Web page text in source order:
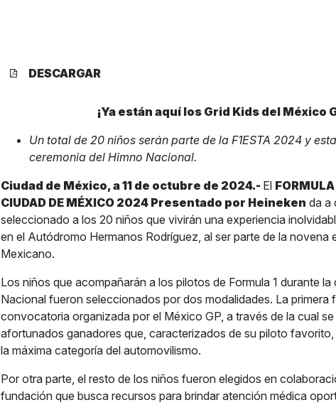
DESCARGAR
¡Ya están aquí los Grid Kids del México
Un total de 20 niños serán parte de la F1ESTA 2024 y
ceremonia del Himno Nacional.
Ciudad de México, a 11de octubre de 2024.- El FORMULA
CIUDAD DE MÉXICO 2024 Presentado por Heineken da a
seleccionado a los 20 niños que vivirán una experiencia
en el Autódromo Hermanos Rodríguez, al ser parte de la novena
Mexicano.
Los niños que acompañarán a los pilotos de Formula 1 durante la
Nacional fueron seleccionados por dos modalidades. La primera
convocatoria organizada por el México GP, a través de la cual
afortunados ganadores que, caracterizados de su piloto
la máxima categoría del automovilismo.
Por otra parte, el resto de los niños fueron elegidos en
fundación que busca recursos para brindar atención médica